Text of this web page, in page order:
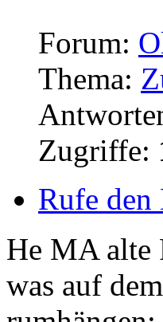
Forum:
Thema:
Zugriffe:
Rufe den
He MA alte
was auf